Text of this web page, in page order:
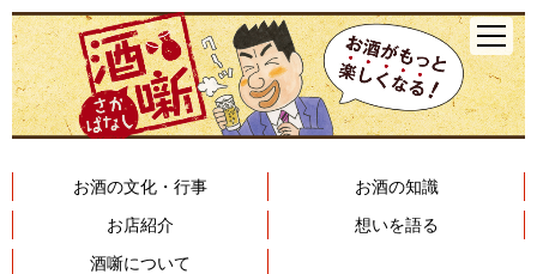
お酒の文化・行事
お酒の知識
お店紹介
想いを語る
酒噺について